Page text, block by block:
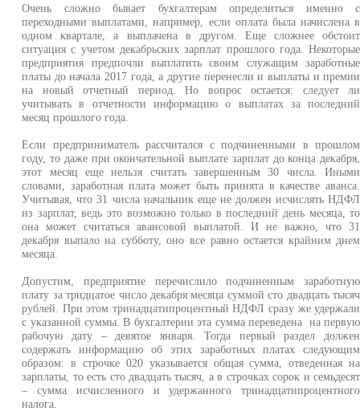
Очень сложно бывает бухгалтерам определиться именно с
переходными выплатами, например, если оплата была начислена в
одном квартале, а выплачена в другом. Еще сложнее обстоит
ситуация с учетом декабрьских зарплат прошлого года. Некоторые
предприятия предпочли выплатить своим служащим заработные
платы до начала 2017 года, а другие перенесли и выплаты и премии
на новый отчетный период. Но вопрос остается: следует ли
учитывать в отчетности информацию о выплатах за последний
месяц прошлого года.
Если предприниматель рассчитался с подчиненными в прошлом
году, то даже при окончательной выплате зарплат до конца декабря,
этот месяц еще нельзя считать завершенным 30 числа. Иными
словами, заработная плата может быть принята в качестве аванса.
Учитывая, что 31 числа начальник еще не должен исчислять НДФЛ
из зарплат, ведь это возможно только в последний день месяца, то
она может считаться авансовой выплатой. И не важно, что 31
декабря выпало на субботу, оно все равно остается крайним днем
месяца.
Допустим, предприятие перечислило подчиненным заработную
плату за тридцатое число декабря месяца суммой сто двадцать тысяч
рублей. При этом тринадцатипроцентный НДФЛ сразу же удержали
с указанной суммы. В бухгалтерии эта сумма переведена на первую
рабочую дату – девятое января. Тогда первый раздел должен
содержать информацию об этих заработных платах следующим
образом: в строчке 020 указывается общая сумма, отведенная на
зарплаты, то есть сто двадцать тысяч, а в строчках сорок и семьдесят
– сумма исчисленного и удержанного тринадцатипроцентного
налога.